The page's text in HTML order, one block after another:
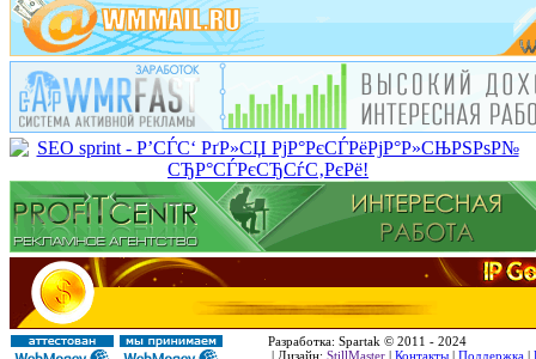
Разработка: Spartak © 2011 - 2024
| Дизайн: StillMaster | Контакты | Поддержка |